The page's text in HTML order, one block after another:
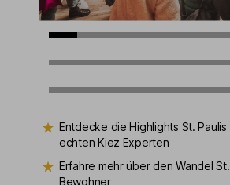
Entdecke die Highlights St. Paulis
echten Kiez Experten
Erfahre mehr über den Wandel
Bewohner